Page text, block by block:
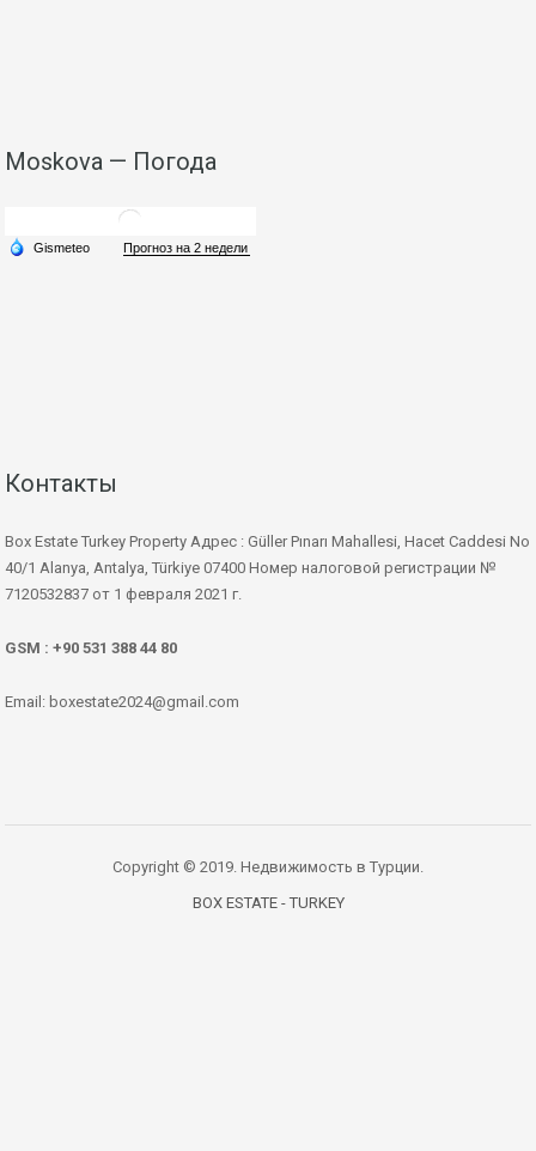
Moskova — Погода
Контакты
Box Estate Turkey Property Адрес : Güller Pınarı Mahallesi, Hacet Caddesi No
40/1 Alanya, Antalya, Türkiye 07400 Номер налоговой регистрации №
7120532837 от 1 февраля 2021 г.
GSM : +90 531 388 44 80
Email: boxestate2024@gmail.com
Copyright © 2019. Недвижимость в Турции.
BOX ESTATE - TURKEY